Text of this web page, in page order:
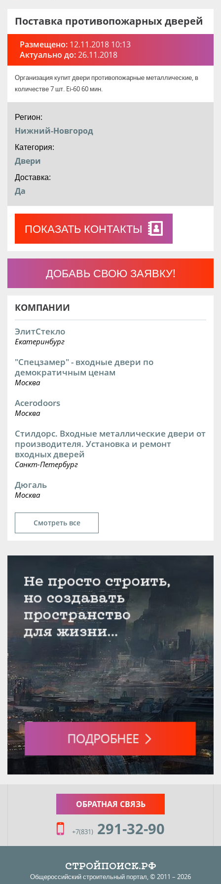
Поставка противопожарных дверей
Размещено: 12.11.2018 10:13
Актуально до:26.11.2018
Организация купит двери противопожарные металлические, в
количестве 7 шт. Ei-60 60 мин.
Регион:
Нижний-Новгород
Категория:
Двери
Доставка:
Да
ПОКАЗАТЬ КОНТАКТЫ
ДОБАВЬ СВОЮ ЗАЯВКУ!
КОМПАНИИ
ЭлитСтекло
Екатеринбург
"Спецзамер" - входные двери по
демократичным ценам
Москва
Acerodoors
Москва
Стилдорс. Входные металлические двери от
производителя. Установка и ремонт
входных дверей
Санкт-Петербург
Дюгаль
Москва
Смотреть все
ОБРАТНАЯ СВЯЗЬ
+7(831) 291-32-90
СТРОЙПОИСК.РФ
Общероссийский строительный портал, © 2011 – 2026